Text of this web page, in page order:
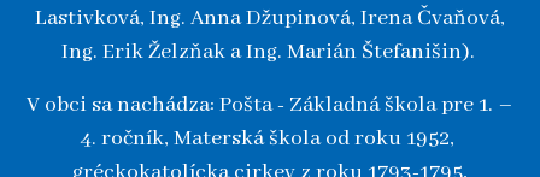
Lastivková, Ing. Anna Džupinová, Irena Čvaňová,
Ing. Erik Želzňak a Ing. Marián Štefanišin).
V obci sa nachádza: Pošta - Základná škola pre 1. –
4. ročník, Materská škola od roku 1952,